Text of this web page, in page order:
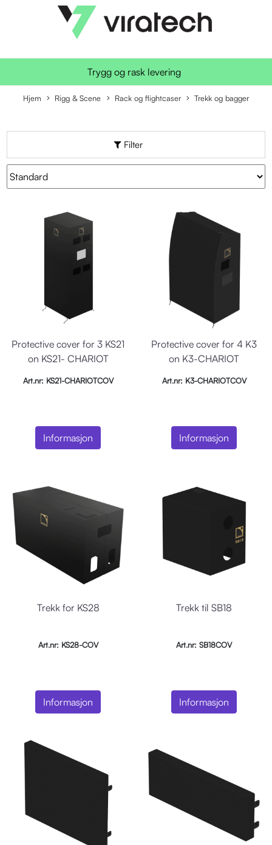
Trygg og rask levering
Hjem Rigg & Scene Rack og flightcaser Trekk og bagger
Filter
Protective cover for 3 KS21
on KS21- CHARIOT
Art.nr: KS21-CHARIOTCOV
Informasjon
Protective cover for 4 K3
on K3-CHARIOT
Art.nr: K3-CHARIOTCOV
Informasjon
Trekk for KS28
Art.nr: KS28-COV
Informasjon
Trekk til SB18
Art.nr: SB18COV
Informasjon